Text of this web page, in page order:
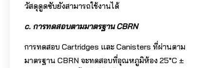
วัสดุดูดซับยังสามารถใช้งานได้
c. การทดสอบตามมาตรฐานCBRN
การทดสอบ Cartridges และ Canisters ที่ผ่านตาม
มาตรฐาน CBRN จะทดสอบที่อุณหภูมิห้อง 25°C ±